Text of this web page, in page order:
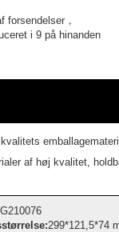
forsendelser，
i 9 på hinanden
af høj kvalitet,
299*121,5*74